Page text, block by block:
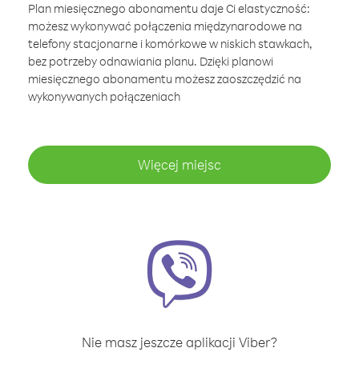
Plan miesięcznego abonamentu daje Ci elastyczność:
możesz wykonywać połączenia międzynarodowe na
telefony stacjonarne i komórkowe w niskich stawkach,
bez potrzeby odnawiania planu. Dzięki planowi
miesięcznego abonamentu możesz zaoszczędzić na
wykonywanych połączeniach
Więcej miejsc
Nie masz jeszcze aplikacji Viber?